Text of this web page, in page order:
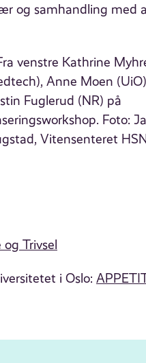
og samhandling med
Trivsel
i Oslo: